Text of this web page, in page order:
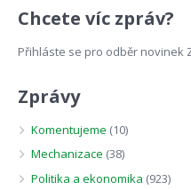
Chcete víc zpráv?
Přihláste se pro odběr novinek
Zprávy
Komentujeme (10)
Mechanizace (38)
Politika a ekonomika (923)